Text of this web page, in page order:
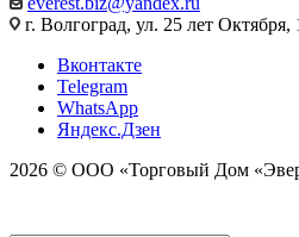
г. Волгоград, ул. 25 лет Октября,
Вконтакте
Telegram
WhatsApp
Яндекс.Дзен
2026 © ООО «Торговый Дом